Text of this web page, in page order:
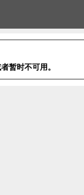
暂时不可用。